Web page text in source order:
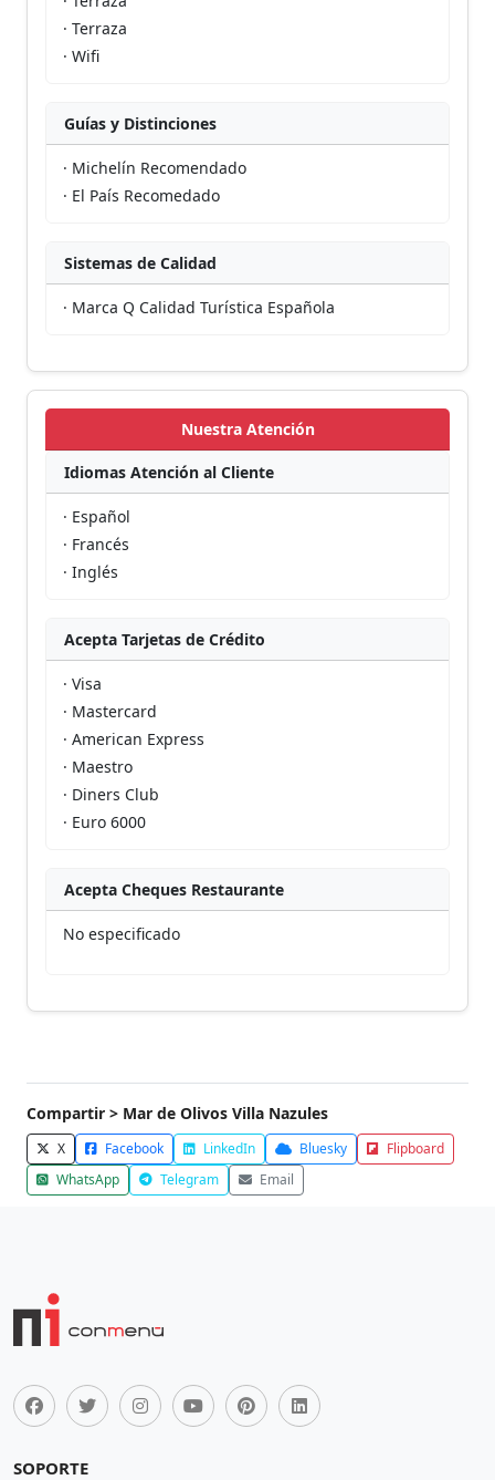
· Terraza
· Wifi
Guías y Distinciones
· Michelín Recomendado
· El País Recomedado
Sistemas de Calidad
· Marca Q Calidad Turística Española
Nuestra Atención
Idiomas Atención al Cliente
· Español
· Francés
· Inglés
Acepta Tarjetas de Crédito
· Visa
· Mastercard
· American Express
· Maestro
· Diners Club
· Euro 6000
Acepta Cheques Restaurante
No especificado
Compartir > Mar de Olivos Villa Nazules
X Facebook LinkedIn Bluesky
Flipboard
WhatsApp
Telegram Email
SOPORTE